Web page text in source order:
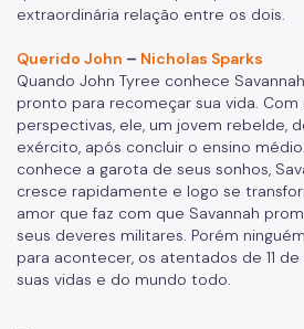
extraordinária relação entre os dois.
Querido John – Nicholas Sparks
Quando John Tyree conhece
pronto para recomeçar sua vida.
perspectivas, ele, um jovem rebelde,
exército, após concluir o ensino
conhece a garota de seus sonhos,
cresce rapidamente e logo se
amor que faz com que Savannah
seus deveres militares. Porém
para acontecer, os atentados de 11
suas vidas e do mundo todo.